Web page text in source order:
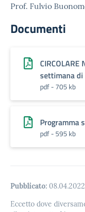
Prof. Fulvio
Documenti
settimana di
pdf - 705 kb
Programma
pdf - 595 kb
Pubblicato: 08.04.2022
Eccetto dove